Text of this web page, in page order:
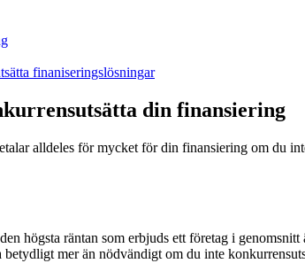
finaniseringslösningar
din finansiering
alldeles för mycket för din finansiering om du
högsta räntan som erbjuds ett företag i
betydligt mer än nödvändigt om du inte